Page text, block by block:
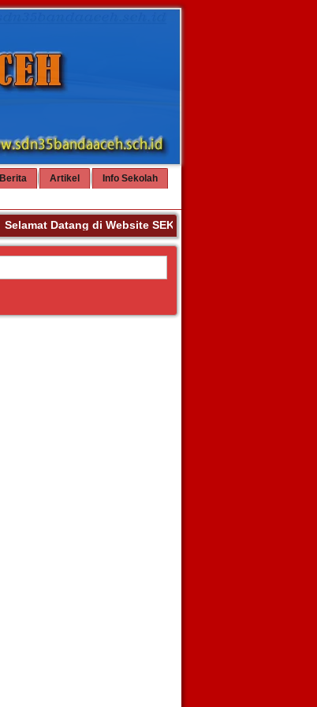
Berita Artikel
Info Sekolah
Selamat Datang di Website SEKOLAH DASAR NEGERI 35